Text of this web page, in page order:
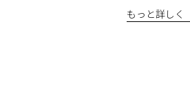
もっと詳しく